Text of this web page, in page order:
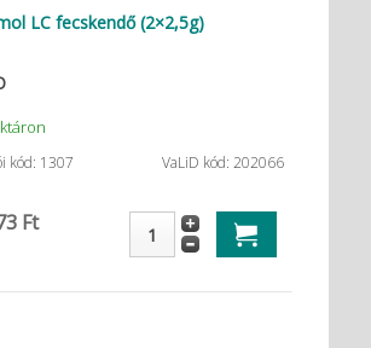
LC fecskendő (2×2,5g)
kód: 1307 VaLiD kód: 202066
Ft